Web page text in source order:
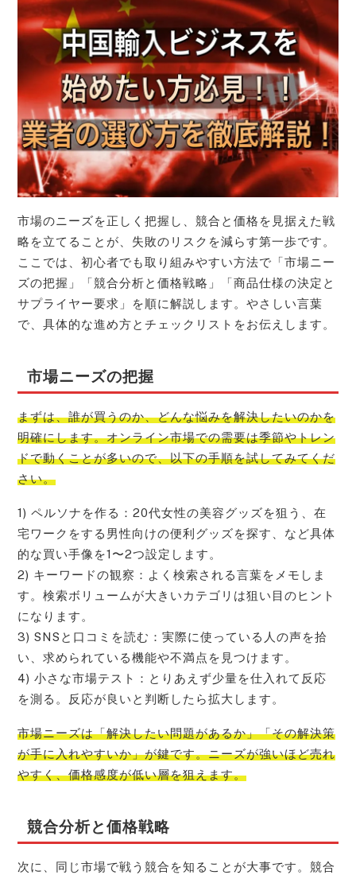
市場のニーズを正しく把握し、競合と価格を見据えた戦
略を立てることが、失敗のリスクを減らす第一歩です。
ここでは、初心者でも取り組みやすい方法で「市場ニー
ズの把握」「競合分析と価格戦略」「商品仕様の決定と
サプライヤー要求」を順に解説します。やさしい言葉
で、具体的な進め方とチェックリストをお伝えします。
市場ニーズの把握
まずは、誰が買うのか、どんな悩みを解決したいのかを
明確にします。オンライン市場での需要は季節やトレン
ドで動くことが多いので、以下の手順を試してみてくだ
さい。
1) ペルソナを作る：20代女性の美容グッズを狙う、在
宅ワークをする男性向けの便利グッズを探す、など具体
的な買い手像を1〜2つ設定します。
2) キーワードの観察：よく検索される言葉をメモしま
す。検索ボリュームが大きいカテゴリは狙い目のヒント
になります。
3) SNSと口コミを読む：実際に使っている人の声を拾
い、求められている機能や不満点を見つけます。
4) 小さな市場テスト：とりあえず少量を仕入れて反応
を測る。反応が良いと判断したら拡大します。
市場ニーズは「解決したい問題があるか」「その解決策
が手に入れやすいか」が鍵です。ニーズが強いほど売れ
やすく、価格感度が低い層を狙えます。
競合分析と価格戦略
次に、同じ市場で戦う競合を知ることが大事です。競合